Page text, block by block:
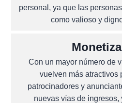
personal, ya que las
como valioso y
Con un mayor número de
vuelven más atractivos
patrocinadores y
nuevas vías de ingresos,